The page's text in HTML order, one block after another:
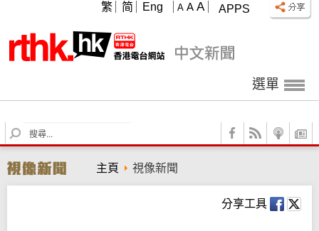
APPS
A A A
繁 简 Eng
選單
S
e
r
c
主頁 視像新聞
分享工具